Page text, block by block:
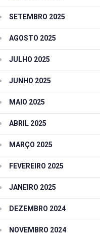
SETEMBRO 2025
AGOSTO 2025
JULHO 2025
JUNHO 2025
MAIO 2025
ABRIL 2025
MARÇO 2025
FEVEREIRO 2025
JANEIRO 2025
DEZEMBRO 2024
NOVEMBRO 2024